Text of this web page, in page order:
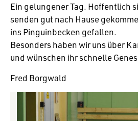
Ein gelun­gener Tag. Hoffent­lich
senden gut nach Hause
ins Pinguin­be­cken gefallen.
Beson­ders haben wir uns über
und wünschen ihr schnelle
Fred Borg­wald